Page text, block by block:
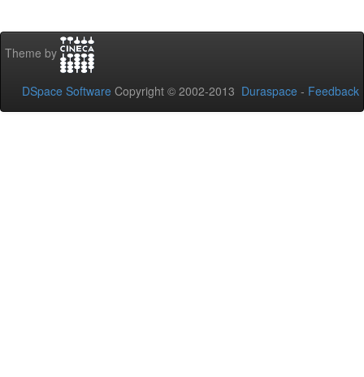
Theme by
DSpace Software Copyright © 2002-2013 Duraspace - Feedback